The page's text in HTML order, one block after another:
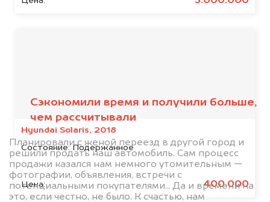
Hyundai Solaris, 2018
Состояние: Подержанное
Цена: 400.000
Сэкономили время и получили больше,
чем рассчитывали
Планировали с женой переезд в другой город и
решили продать наш автомобиль. Сам процесс
продажи казался нам немного утомительным —
фотографии, объявления, встречи с
потенциальными покупателями... Да и времени на
это, если честно, не было. К счастью, нам